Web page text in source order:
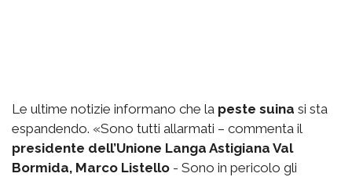
Le ultime notizie informano che la peste suina si sta
espandendo. «Sono tutti allarmati – commenta il
presidente dell’Unione Langa Astigiana Val
Bormida, Marco Listello - Sono in pericolo gli